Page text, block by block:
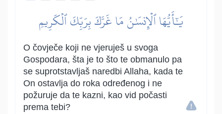
يَٰٓأَيُّهَا ٱلۡإِنسَٰنُ مَا غَرَّكَ بِرَبِّكَ ٱلۡكَرِيمِ
O čovječe koji ne vjeruješ u svoga
Gospodara, šta je to što te obmanulo pa
se suprotstavljaš naredbi Allaha, kada te
On ostavlja do roka određenog i ne
požuruje da te kazni, kao vid počasti
prema tebi?